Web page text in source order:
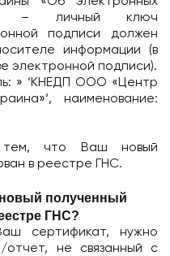
– личный ключ
подписи должен
информации (в
электронной подписи).
» ‘КНЕДП ООО «Центр
наименование:
что Ваш новый
в реестре ГНС.
новый полученный
ГНС?
сертификат, нужно
отчет, не связанный с